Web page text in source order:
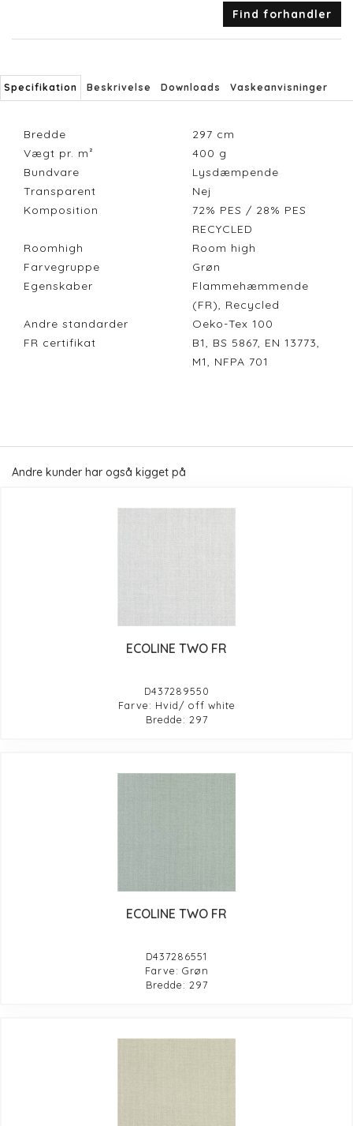
Find forhandler
Specifikation Beskrivelse Downloads Vaskeanvisninger
Bredde 297 cm
Vægt pr. m²
400 g
Bundvare
Lysdæmpende
Transparent
Nej
Komposition
72% PES / 28% PES
RECYCLED
Roomhigh
Room high
Farvegruppe
Grøn
Egenskaber
Flammehæmmende
(FR), Recycled
Andre standarder
Oeko-Tex 100
FR certifikat
B1, BS 5867, EN 13773,
M1, NFPA 701
Andre kunder har også kigget på
ECOLINE TWO FR
D437289550
Farve: Hvid/ off white
Bredde: 297
ECOLINE TWO FR
D437286551
Farve: Grøn
Bredde: 297